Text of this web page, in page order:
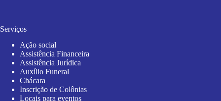
Serviços
Ação social
Assistência Financeira
Assistência Jurídica
Auxílio Funeral
Chácara
Inscrição de Colônias
Locais para eventos